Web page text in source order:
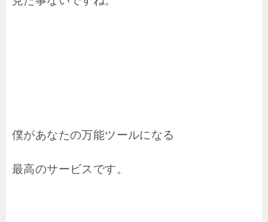
僕があなたの万能ツールになる
最高のサービスです。